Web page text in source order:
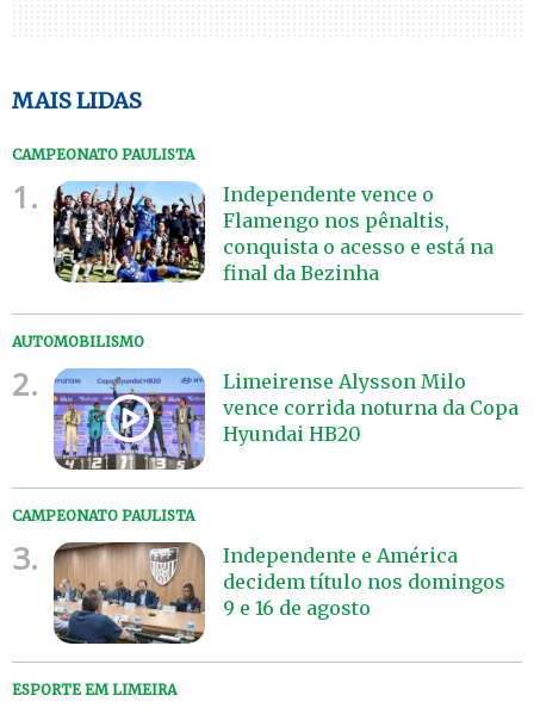
MAIS LIDAS
CAMPEONATO PAULISTA
1.
Independente vence o
Flamengo nos pênaltis,
conquista o acesso e está na
final da Bezinha
AUTOMOBILISMO
2.
Limeirense Alysson Milo
vence corrida noturna da Copa
Hyundai HB20
CAMPEONATO PAULISTA
3.
Independente e América
decidem título nos domingos
9 e 16 de agosto
ESPORTE EM LIMEIRA